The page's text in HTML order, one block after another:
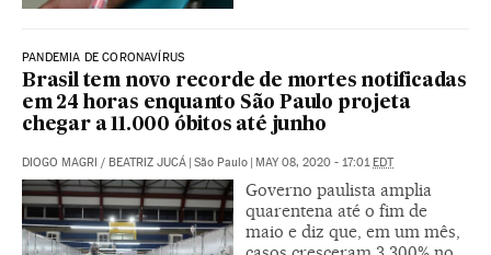
PANDEMIA DE CORONAVÍRUS
Brasil tem novo recorde de mortes notificadas
em 24 horas enquanto São Paulo projeta
chegar a 11.000 óbitos até junho
DIOGO MAGRI / BEATRIZ JUCÁ | São Paulo | MAY 08, 2020 - 17:01EDT
Governo paulista amplia
quarentena até o fim de
maio e diz que, em um mês,